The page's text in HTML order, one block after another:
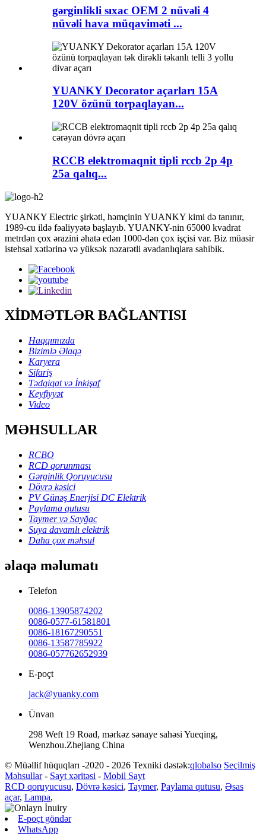
gərginlikli sıxac OEM 2 nüvəli 4
nüvəli hava müqaviməti ...
YUANKY Decorator açarları 15A
120V özünü torpaqlayan...
RCCB elektromaqnit tipli rccb 2p 4p
25a qalıq...
YUANKY Electric şirkəti, həmçinin YUANKY kimi də tanınır,
1989-cu ildə fəaliyyətə başlayıb. YUANKY-nin 65000 kvadrat
metrdən çox ərazini əhatə edən 1000-dən çox işçisi var. Biz müasir
istehsal xətlərinə və yüksək nəzarətli avadanlıqlara sahibik.
XİDMƏTLƏR BAĞLANTISI
Haqqımızda
Bizimlə Əlaqə
Karyera
Sifariş
Tədqiqat və İnkişaf
Keyfiyyət
Video
MƏHSULLAR
RCBO
RCD qorunması
Gərginlik Qoruyucusu
Dövrə kəsici
PV Günəş Enerjisi DC Elektrik
Paylama qutusu
Taymer və Sayğac
Suya davamlı elektrik
Daha çox məhsul
əlaqə məlumatı
Telefon
0086-13905874202
0086-0577-61581801
0086-18167290551
0086-13587785922
0086-057762652939
E-poçt
jack@yuanky.com
Ünvan
298 Weft 19 Road, mərkəz sənaye sahəsi Yueqing,
Wenzhou.Zhejiang China
© Müəllif hüquqları -2020 - 2026 Texniki dəstək:qlobalso Seçilmiş
Məhsullar- Sayt xəritəsi - Mobil Sayt
RCD qoruyucusu, Dövrə kəsici, Taymer, Paylama qutusu, Əsas
açar, Lampa,
E-poçt göndər
WhatsApp